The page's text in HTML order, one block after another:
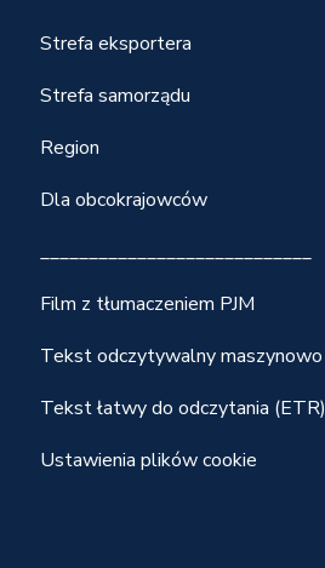
Strefa eksportera
Strefa samorządu
Region
Dla obcokrajowców
____________________________
Film z tłumaczeniem PJM
Tekst odczytywalny maszynowo
Tekst łatwy do odczytania (ETR)
Ustawienia plików cookie